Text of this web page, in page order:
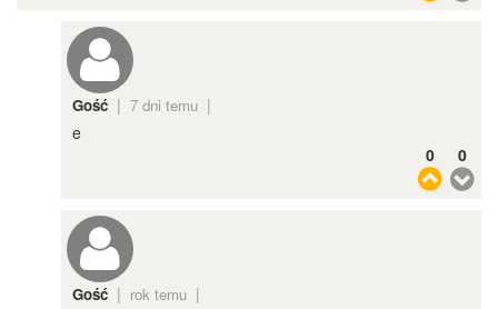
Gość | 7 dni temu |
e
0
0
Gość | rok temu |